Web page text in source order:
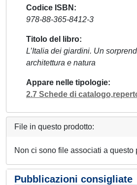
Codice ISBN
978-88-365-8412-3
Titolo del libro
L’Italia dei giardini. Un
architettura e natura
Appare nelle tipologie
2.7 Schede di
File in questo prodotto:
Non ci sono file associati a questo
Pubblicazioni consigliate